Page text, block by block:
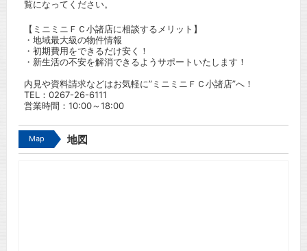
覧になってください。
【ミニミニＦＣ小諸店に相談するメリット】
・地域最大級の物件情報
・初期費用をできるだけ安く！
・新生活の不安を解消できるようサポートいたします！
内見や資料請求などはお気軽に”ミニミニＦＣ小諸店”へ！
TEL： 0267-26-6111
営業時間：10:00～18:00
Map 地図